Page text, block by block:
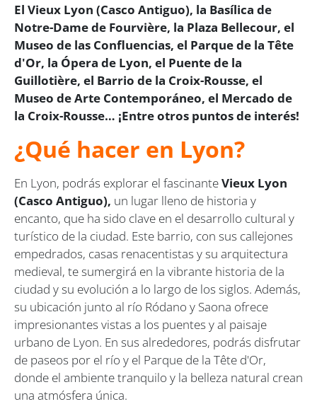
El Vieux Lyon (Casco Antiguo), la Basílica de
Notre-Dame de Fourvière, la Plaza Bellecour, el
Museo de las Confluencias, el Parque de la Tête
d'Or, la Ópera de Lyon, el Puente de la
Guillotière, el Barrio de la Croix-Rousse, el
Museo de Arte Contemporáneo, el Mercado de
la Croix-Rousse… ¡Entre otros puntos de interés!
¿Qué hacer en Lyon?
En Lyon, podrás explorar el fascinanteVieux Lyon
(Casco Antiguo), un lugar lleno de historia y
encanto, que ha sido clave en el desarrollo cultural y
turístico de la ciudad. Este barrio, con sus callejones
empedrados, casas renacentistas y su arquitectura
medieval, te sumergirá en la vibrante historia de la
ciudad y su evolución a lo largo de los siglos. Además,
su ubicación junto al río Ródano y Saona ofrece
impresionantes vistas a los puentes y al paisaje
urbano de Lyon. En sus alrededores, podrás disfrutar
de paseos por el río y el Parque de la Tête d'Or,
donde el ambiente tranquilo y la belleza natural crean
una atmósfera única.